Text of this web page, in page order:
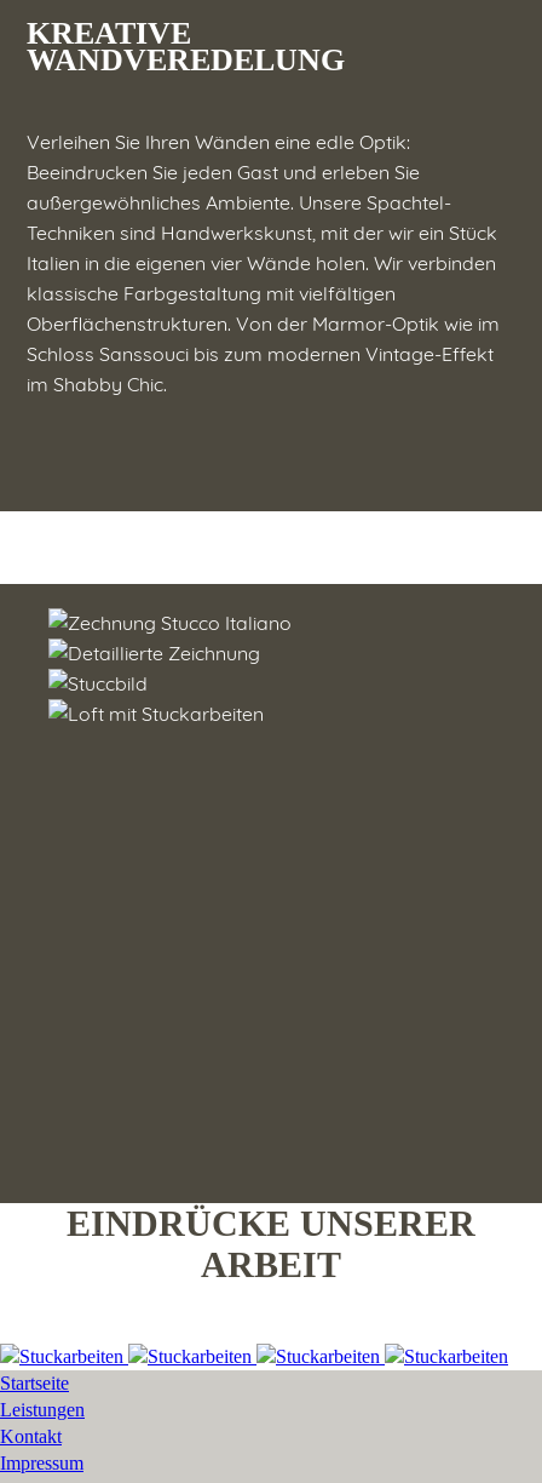
KREATIVE
WANDVEREDELUNG
Verleihen Sie Ihren Wänden eine edle Optik:
Beeindrucken Sie jeden Gast und erleben Sie
außergewöhnliches Ambiente. Unsere Spachtel-
Techniken sind Handwerkskunst, mit der wir ein Stück
Italien in die eigenen vier Wände holen. Wir verbinden
klassische Farbgestaltung mit vielfältigen
Oberflächenstrukturen. Von der Marmor-Optik wie im
Schloss Sanssouci bis zum modernen Vintage-Effekt
im Shabby Chic.
EINDRÜCKE UNSERER
ARBEIT
Startseite
Leistungen
Kontakt
Impressum